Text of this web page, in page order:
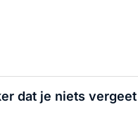
dat je niets vergeet